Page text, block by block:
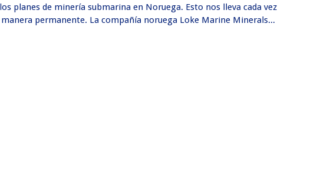
planes de minería submarina en Noruega. Esto nos lleva cada vez
permanente. La compañía noruega Loke Marine Minerals...